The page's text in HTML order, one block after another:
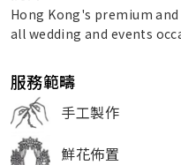
Hong Kong's premium
all wedding and events
服務範疇
手工製作
鮮花佈置